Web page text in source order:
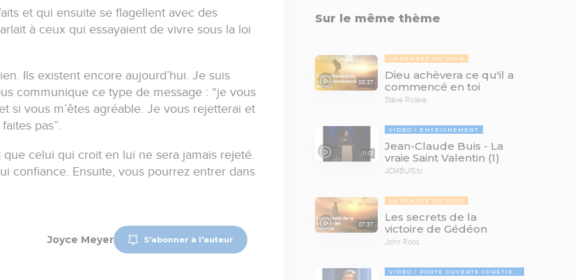
et qui ensuite se flagellent avec des
à ceux qui essayaient de vivre sous la loi
Ils existent encore aujourd’hui. Je suis
communique ce type de message : “je vous
si vous m’êtes agréable. Je vous rejetterai et
pas”.
que celui qui croit en lui ne sera jamais rejeté.
confiance. Ensuite, vous pourrez entrer dans
Joyce Meyer S'abonner à l'auteur
Sur le même thème
08:37
LA PENSÉE DU JOUR
Dieu achèvera ce qu'il a
commencé en toi
Stève Rivière
11:01
VIDÉO ENSEIGNEMENT
Jean-Claude Buis - La
vraie Saint Valentin (1)
JCMBUIS.tv
07:37
LA PENSÉE DU JOUR
Les secrets de la
victoire de Gédéon
John Roos
VIDÉO PORTE OUVERTE CHRÉTIENNE